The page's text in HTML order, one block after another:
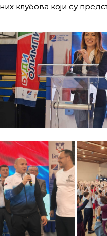
клубова који су